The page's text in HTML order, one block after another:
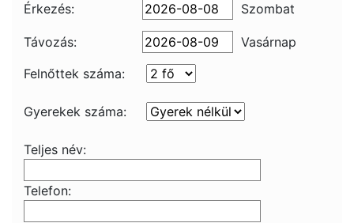
Érkezés: Szombat
Távozás:
Vasárnap
Felnőttek száma:
Gyerekek száma:
Teljes név:
Telefon: